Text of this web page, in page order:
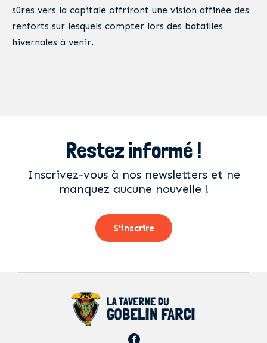
sûres vers la capitale offriront une vision affinée des
renforts sur lesquels compter lors des batailles
hivernales à venir.
Restez informé !
Inscrivez-vous à nos newsletters et ne
manquez aucune nouvelle !
S'inscrire